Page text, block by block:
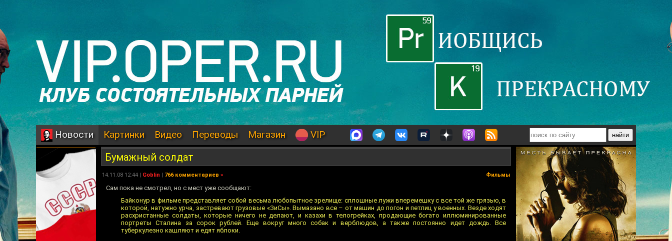
Новости Картинки Видео Переводы Магазин VIP
Бумажный солдат
14.11.08 12:44 | Goblin | 766 комментариев » Фильмы
Сам пока не смотрел, но с мест уже сообщают:
Байконур в фильме представляет собой весьма любопытное зрелище: сплошные лужи вперемешку с все той же грязью, в
которой, натужно урча, застревают грузовые «ЗиСы». Вымазано все – от машин до погон и петлиц у военных. Везде ходят
расхристанные солдаты, которые ничего не делают, и казахи в телогрейках, продающие богато иллюминированные
портреты Сталина за сорок рублей. Еще вокруг много собак и верблюдов, а также постоянно идет дождь. Все
туберкулезно кашляют и едят яблоки.